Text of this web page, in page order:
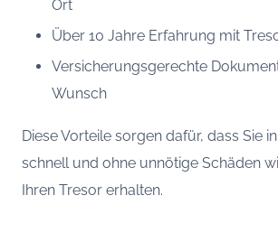
Ort
Über 10 Jahre Erfahrung mit
Versicherungsgerechte
Wunsch
Diese Vorteile sorgen dafür, dass Sie
schnell und ohne unnötige Schäden
Ihren Tresor erhalten.